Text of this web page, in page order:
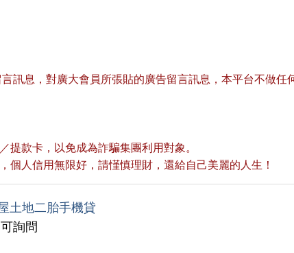
訊息，對廣大會員所張貼的廣告留言訊息，本平台不做任
提款卡，以免成為詐騙集團利用對象。
個人信用無限好，請慬慎理財，還給自己美麗的人生！
土地二胎手機貸
詢問